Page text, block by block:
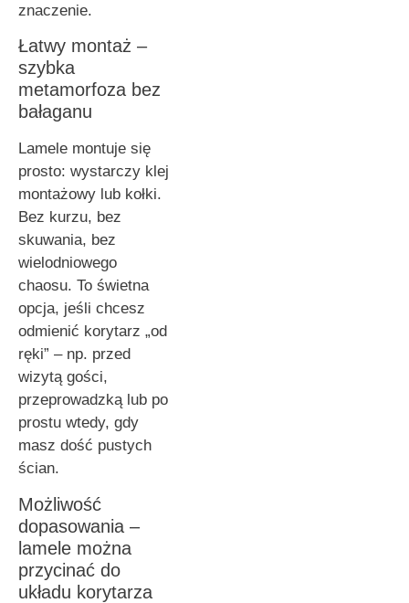
znaczenie.
Łatwy montaż –
szybka
metamorfoza bez
bałaganu
Lamele montuje się
prosto: wystarczy klej
montażowy lub kołki.
Bez kurzu, bez
skuwania, bez
wielodniowego
chaosu. To świetna
opcja, jeśli chcesz
odmienić korytarz „od
ręki” – np. przed
wizytą gości,
przeprowadzką lub po
prostu wtedy, gdy
masz dość pustych
ścian.
Możliwość
dopasowania –
lamele można
przycinać do
układu korytarza